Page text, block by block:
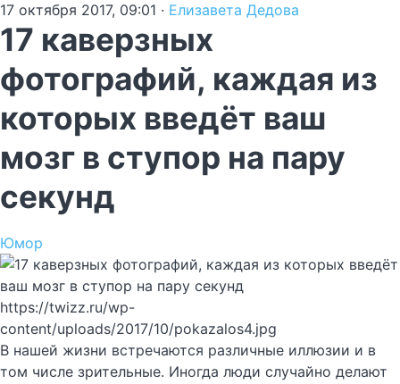
17 октября 2017, 09:01 · Елизавета Дедова
17 каверзных
фотографий, каждая из
которых введёт ваш
мозг в ступор на пару
секунд
Юмор
https://twizz.ru/wp-
content/uploads/2017/10/pokazalos4.jpg
В нашей жизни встречаются различные иллюзии и в
том числе зрительные. Иногда люди случайно делают